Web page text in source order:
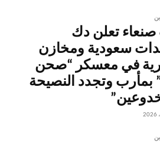
تعلن دك
سعودية ومخازن
في معسكر “صحن
بمأرب وتجدد النصيحة